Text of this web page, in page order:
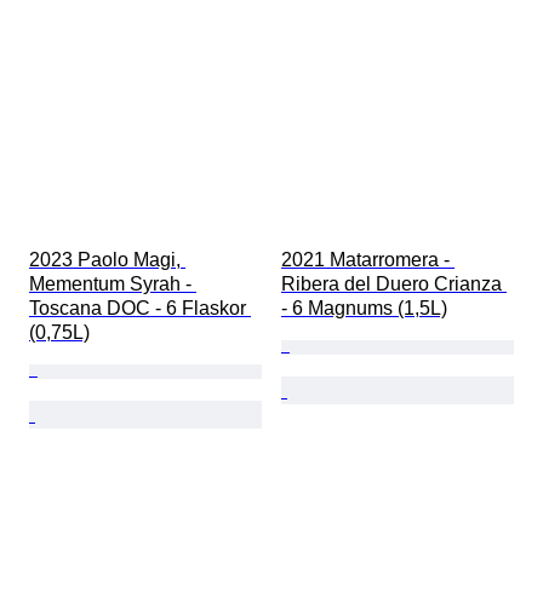
2023 Paolo Magi,
Mementum Syrah -
Toscana DOC - 6 Flaskor
(0,75L)
2021 Matarromera -
Ribera del Duero Crianza
- 6 Magnums (1,5L)